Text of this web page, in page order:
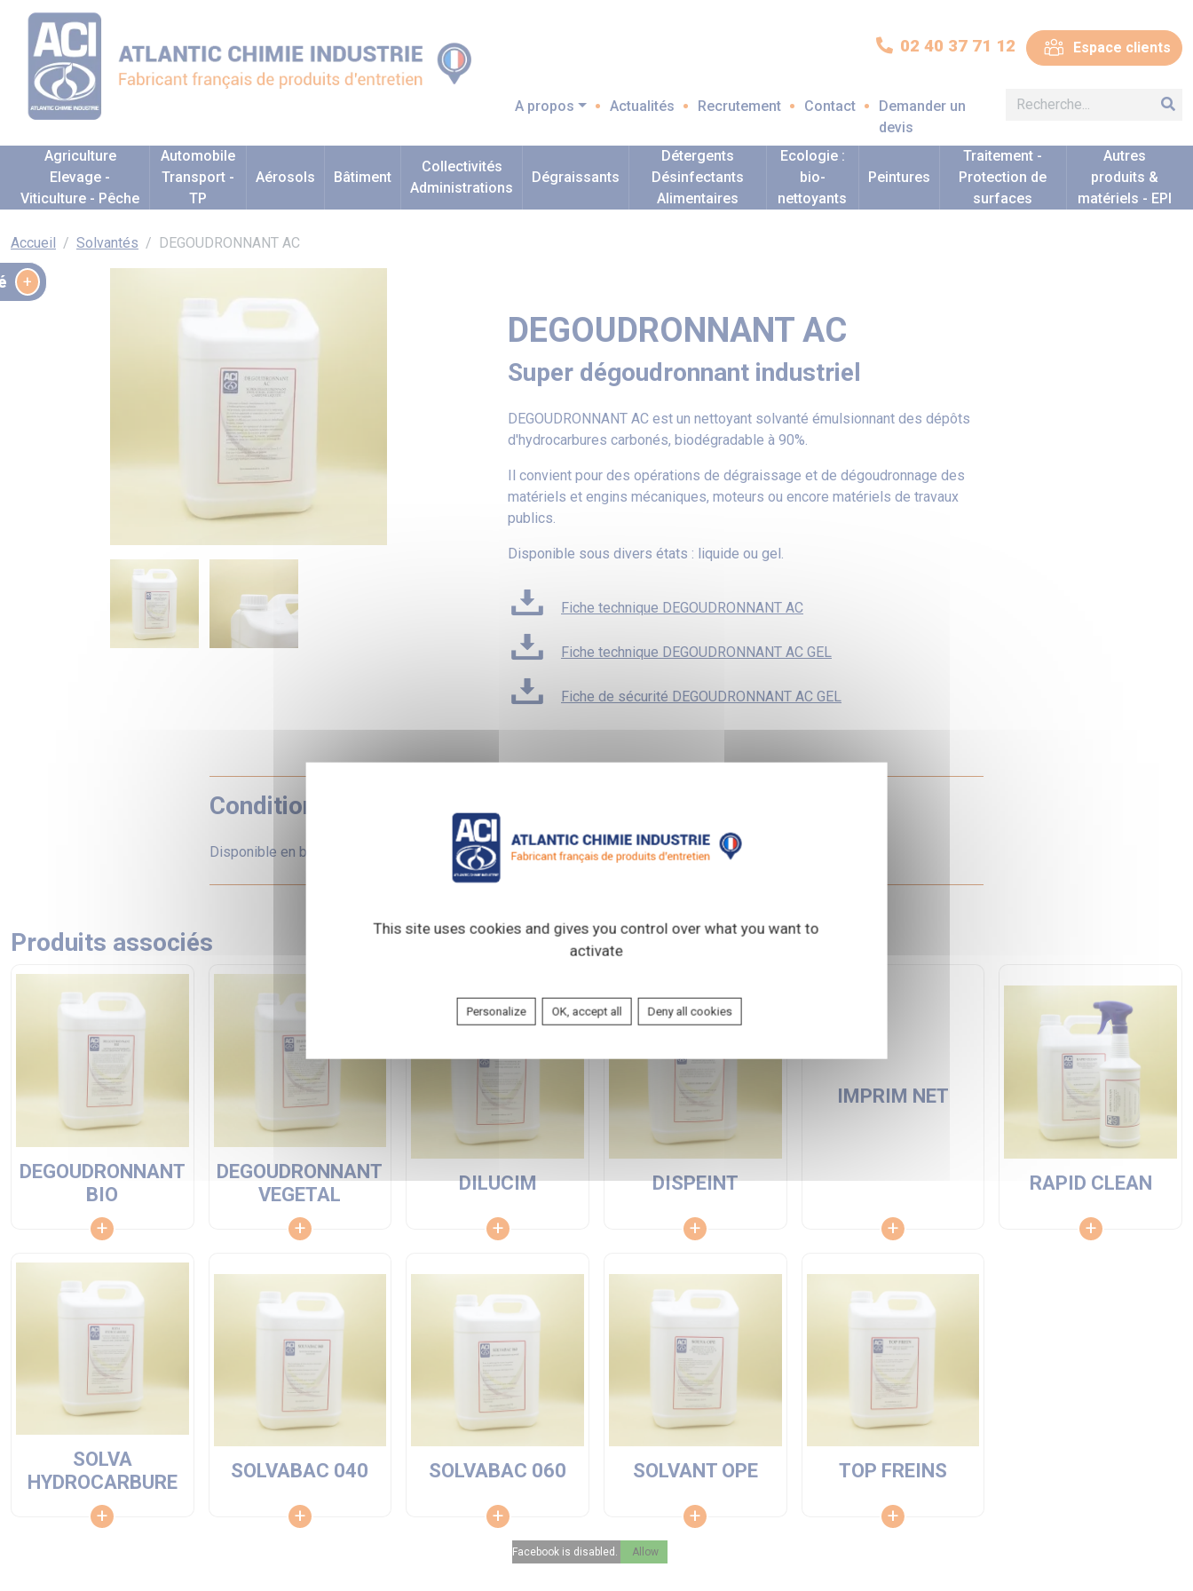
02 40 37 71 12 Espace clients
A propos Actualités Recrutement Contact
Demander un
devis
Agriculture
Elevage -
Viticulture - Pêche
Automobile
Transport -
TP
Aérosols Bâtiment
Collectivités
Administrations
Dégraissants
Détergents
Désinfectants
Alimentaires
Ecologie :
bio-
nettoyants
Peintures
Traitement -
Protection de
surfaces
Autres
produits &
matériels - EPI
Accueil Solvantés DEGOUDRONNANT AC
DEGOUDRONNANT AC
Super dégoudronnant industriel
DEGOUDRONNANT AC est un nettoyant solvanté émulsionnant des dépôts
d'hydrocarbures carbonés, biodégradable à 90%.
Il convient pour des opérations de dégraissage et de dégoudronnage des
matériels et engins mécaniques, moteurs ou encore matériels de travaux
publics.
Disponible sous divers états : liquide ou gel.
Fiche technique DEGOUDRONNANT AC
Fiche technique DEGOUDRONNANT AC GEL
Fiche de sécurité DEGOUDRONNANT AC GEL
Conditionnement
Disponible en bidon de 30L ou 60L
Produits associés
DEGOUDRONNANT
BIO
DEGOUDRONNANT
VEGETAL
DILUCIM DISPEINT
IMPRIM NET
RAPID CLEAN
SOLVA
HYDROCARBURE
SOLVABAC 040 SOLVABAC 060 SOLVANT OPE TOP FREINS
Facebook is disabled. Allow
This site uses cookies and gives you control over what you want to
activate
Personalize OK, accept all Deny all cookies